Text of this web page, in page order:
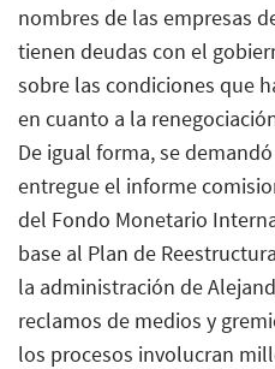
nombres de las empresas
tienen deudas con el
sobre las condiciones que
en cuanto a la
De igual forma, se
entregue el informe
del Fondo Monetario
base al Plan de
la administración de
reclamos de medios y
los procesos involucran